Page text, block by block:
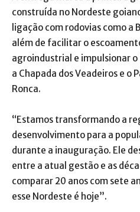
construída no Nordeste
ligação com rodovias como a
além de facilitar o
agroindustrial e impulsionar
a Chapada dos Veadeiros e o
Ronca.
“Estamos transformando a
desenvolvimento para a
durante a inauguração. Ele
entre a atual gestão e as
comparar 20 anos com sete
esse Nordeste é hoje”.